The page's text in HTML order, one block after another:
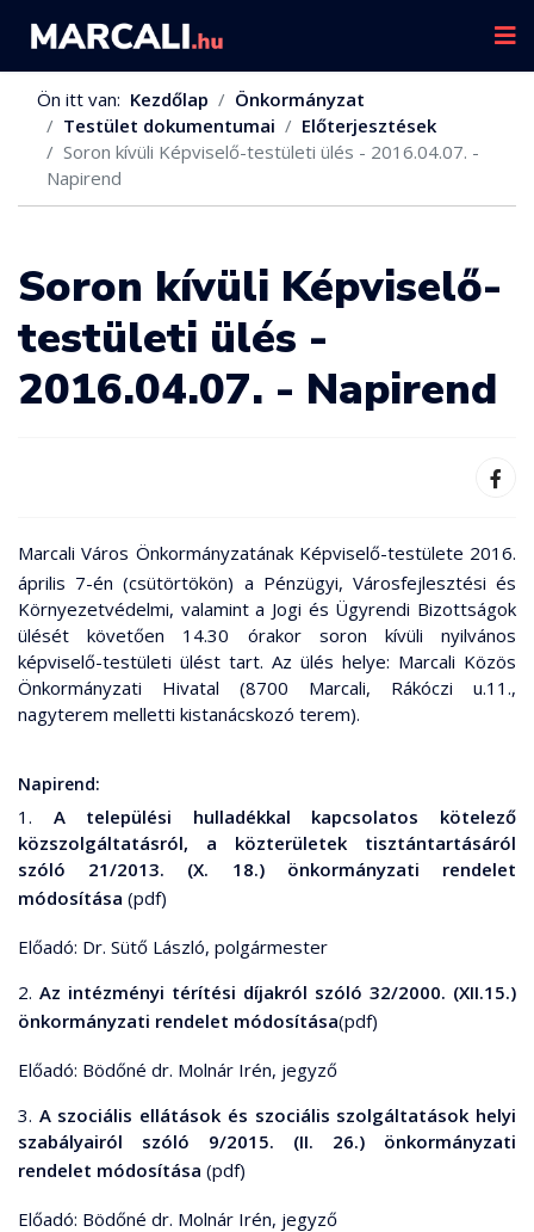
Ön itt van: Kezdőlap
Önkormányzat
Testület dokumentumai
Előterjesztések
Soron kívüli Képviselő-testületi ülés - 2016.04.07. -
Napirend
Soron kívüli Képviselő-
testületi ülés -
2016.04.07. - Napirend
Marcali Város Önkormányzatának Képviselő-testülete 2016.
április 7-én (csütörtökön) a Pénzügyi, Városfejlesztési és
Környezetvédelmi, valamint a Jogi és Ügyrendi Bizottságok
ülését követően 14.30 órakor soron kívüli nyilvános
képviselő-testületi ülést tart. Az ülés helye: Marcali Közös
Önkormányzati Hivatal (8700 Marcali, Rákóczi u.11.,
nagyterem melletti kistanácskozó terem).
Napirend:
1. A települési hulladékkal kapcsolatos kötelező
közszolgáltatásról, a közterületek tisztántartásáról
szóló 21/2013. (X. 18.) önkormányzati rendelet
módosítása (pdf)
Előadó: Dr. Sütő László, polgármester
2. Az intézményi térítési díjakról szóló 32/2000. (XII.15.)
önkormányzati rendelet módosítása(pdf)
Előadó: Bödőné dr. Molnár Irén, jegyző
3. A szociális ellátások és szociális szolgáltatások helyi
szabályairól szóló 9/2015. (II. 26.) önkormányzati
rendelet módosítása (pdf)
Előadó: Bödőné dr. Molnár Irén, jegyző